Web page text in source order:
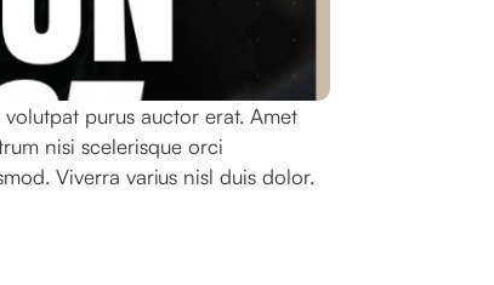
purus auctor erat. Amet
nisi scelerisque orci
Viverra varius nisl duis dolor.